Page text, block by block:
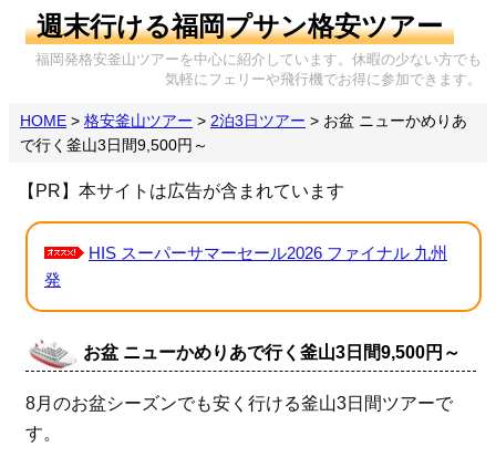
週末行ける福岡プサン格安ツアー
福岡発格安釜山ツアーを中心に紹介しています。休暇の少ない方でも
気軽にフェリーや飛行機でお得に参加できます。
HOME > 格安釜山ツアー > 2泊3日ツアー > お盆 ニューかめりあ
で行く釜山3日間9,500円～
【PR】本サイトは広告が含まれています
HIS スーパーサマーセール2026 ファイナル 九州
発
お盆 ニューかめりあで行く釜山3日間9,500円～
8月のお盆シーズンでも安く行ける釜山3日間ツアーで
す。